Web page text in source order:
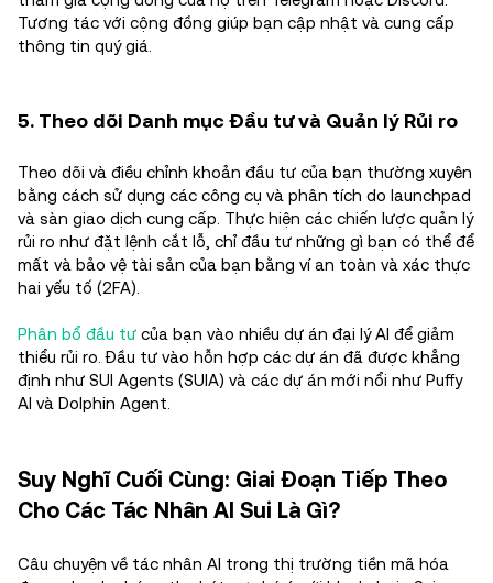
Tương tác với cộng đồng giúp bạn cập nhật và cung cấp
thông tin quý giá.
5. Theo dõi Danh mục Đầu tư và Quản lý Rủi ro
Theo dõi và điều chỉnh khoản đầu tư của bạn thường xuyên
bằng cách sử dụng các công cụ và phân tích do launchpad
và sàn giao dịch cung cấp. Thực hiện các chiến lược quản lý
rủi ro như đặt lệnh cắt lỗ, chỉ đầu tư những gì bạn có thể để
mất và bảo vệ tài sản của bạn bằng ví an toàn và xác thực
hai yếu tố (2FA).
Phân bổ đầu tư của bạn vào nhiều dự án đại lý AI để giảm
thiểu rủi ro. Đầu tư vào hỗn hợp các dự án đã được khẳng
định như SUI Agents (SUIA) và các dự án mới nổi như Puffy
AI và Dolphin Agent.
Suy Nghĩ Cuối Cùng: Giai Đoạn Tiếp Theo
Cho Các Tác Nhân AI Sui Là Gì?
Câu chuyện về tác nhân AI trong thị trường tiền mã hóa